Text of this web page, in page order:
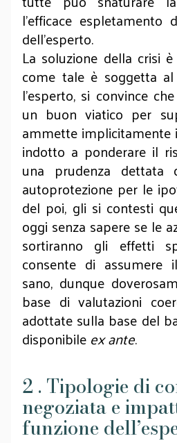
l’efficace
dell’esperto.
La soluzione della crisi
come tale è soggetta
l’esperto, si convince
un buon viatico per
ammette implicitamente
indotto a ponderare il
una prudenza dettata
autoprotezione per le
del poi, gli si contesti
oggi senza sapere se le
sortiranno gli effetti
consente di
sano, dunque
base di valutazioni
adottate sulla base del
disponibileexante.
2 . Tipologie di
negoziata e
funzione